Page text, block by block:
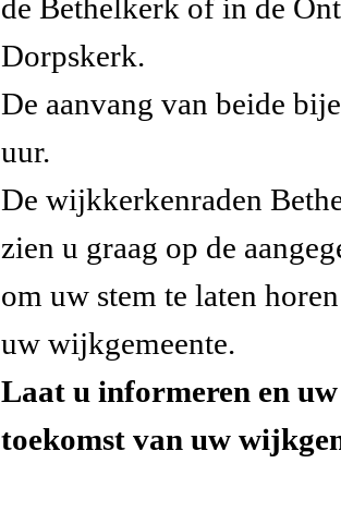
de Bethelkerk of in de
Dorpskerk.
De aanvang van beide
uur.
De wijkkerkenraden
zien u graag op de
om uw stem te laten
uw wijkgemeente.
Laat u informeren en
toekomst van uw